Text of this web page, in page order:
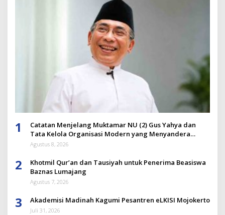
1
Catatan Menjelang Muktamar NU (2) Gus Yahya dan
Tata Kelola Organisasi Modern yang Menyandera
Dirinya
Agustus 8, 2026
2
Khotmil Qur’an dan Tausiyah untuk Penerima Beasiswa
Baznas Lumajang
Agustus 7, 2026
3 Akademisi Madinah Kagumi Pesantren eLKISI Mojokerto
Juli 31, 2026